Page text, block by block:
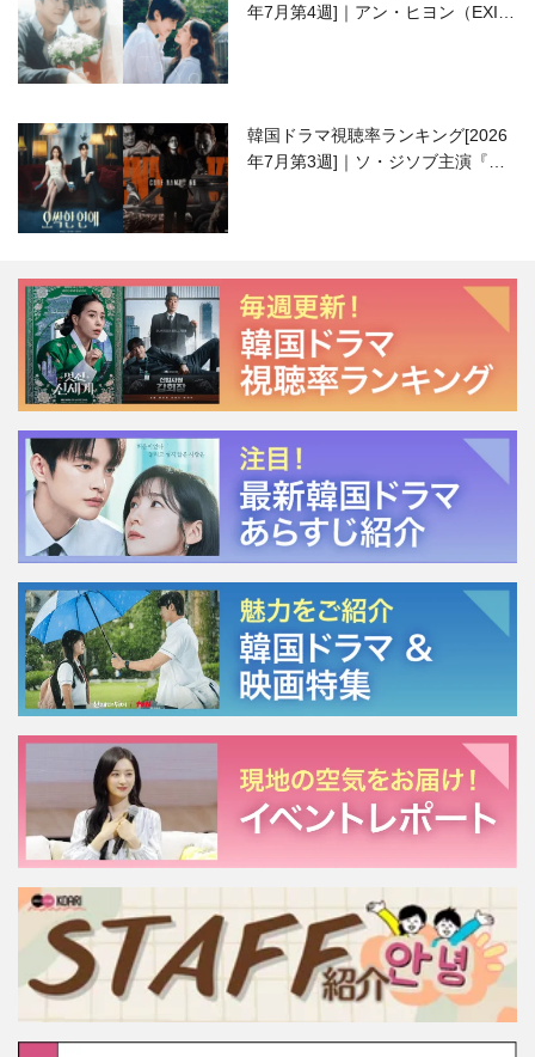
年7月第4週]｜アン・ヒヨン（EXID
韓国ドラマ視聴率ランキング[2026
年7月第3週]｜ソ・ジソブ主演『エ